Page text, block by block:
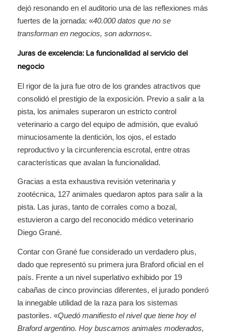
dejó resonando en el auditorio una de las reflexiones más
fuertes de la jornada: «40.000 datos que no se
transforman en negocios, son adornos«.
Juras de excelencia: La funcionalidad al servicio del
negocio
El rigor de la jura fue otro de los grandes atractivos que
consolidó el prestigio de la exposición. Previo a salir a la
pista, los animales superaron un estricto control
veterinario a cargo del equipo de admisión, que evaluó
minuciosamente la dentición, los ojos, el estado
reproductivo y la circunferencia escrotal, entre otras
características que avalan la funcionalidad.
Gracias a esta exhaustiva revisión veterinaria y
zootécnica, 127 animales quedaron aptos para salir a la
pista. Las juras, tanto de corrales como a bozal,
estuvieron a cargo del reconocido médico veterinario
Diego Grané.
Contar con Grané fue considerado un verdadero plus,
dado que representó su primera jura Braford oficial en el
país. Frente a un nivel superlativo exhibido por 19
cabañas de cinco provincias diferentes, el jurado ponderó
la innegable utilidad de la raza para los sistemas
pastoriles. «Quedó manifiesto el nivel que tiene hoy el
Braford argentino. Hoy buscamos animales moderados,